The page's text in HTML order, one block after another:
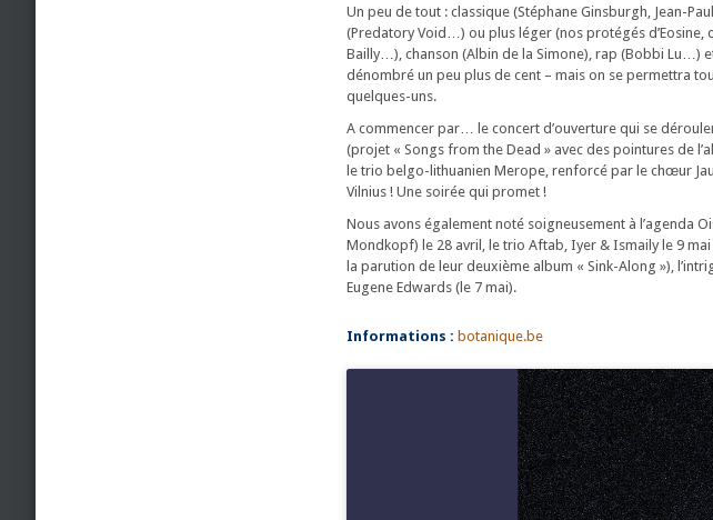
Un peu de tout : classique (Stéphane Ginsburgh, Jean-
(Predatory Void…) ou plus léger (nos protégés
Bailly…), chanson (Albin de la Simone), rap (Bobbi Lu…)
dénombré un peu plus de cent – mais on se permettra
quelques-uns.
A commencer par… le concert d’ouverture qui se
(projet « Songs from the Dead » avec des pointures de
le trio belgo-lithuanien Merope, renforcé par le chœur
Vilnius ! Une soirée qui promet !
Nous avons également noté soigneusement à l’agenda
Mondkopf) le 28 avril, le trio Aftab, Iyer & Ismaily le 9 mai
la parution de leur deuxième album « Sink-Along »),
Eugene Edwards (le 7 mai).
Informations : botanique.be